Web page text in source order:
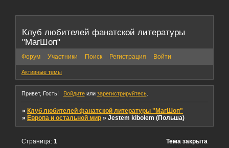
Клуб любителей фанатской литературы
"МагШоп"
Форум Участники Поиск Регистрация Войти
Активные темы
Привет, Гость! Войдитеили зарегистрируйтесь.
»Клуб любителей фанатской литературы "МагШоп"
»Европа и остальной мир »Jestem kibolem (Польша)
Страница:1 Тема закрыта